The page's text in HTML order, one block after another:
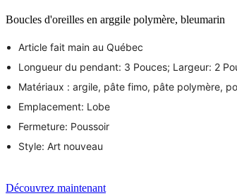
Boucles d'oreilles en arggile polymère, bleumarin
Article fait main au Québec
Longueur du pendant: 3 Pouces; Largeur: 2
Matériaux : argile, pâte fimo, pâte polymère,
Emplacement: Lobe
Fermeture: Poussoir
Style: Art nouveau
Découvrez maintenant